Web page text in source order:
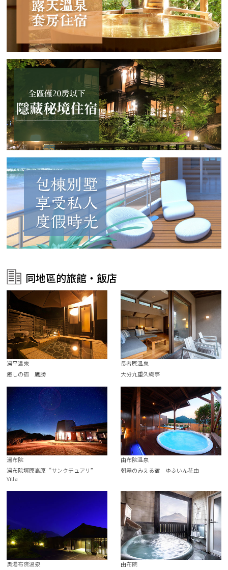
同地區的旅館・飯店
湯平温泉
癒しの宿 鷹勝
長者原溫泉
大分九重久織亭
湯布院
湯布院塚原高原“サンクチュアリ”
Villa
由布院溫泉
朝霧のみえる宿 ゆふいん花由
奥湯布院溫泉
由布院